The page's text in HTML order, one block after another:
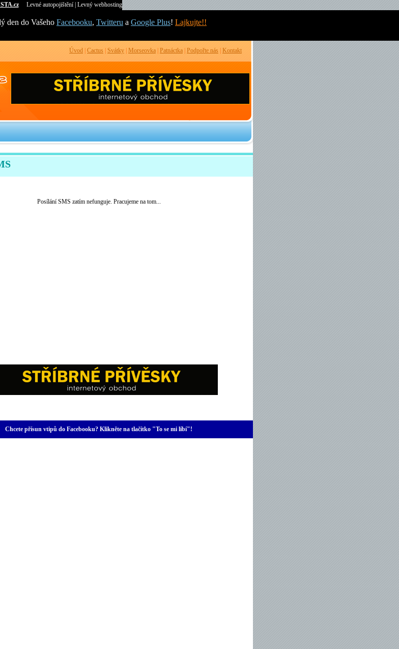
Levné autopojištění| Levný webhosting
den do Vašeho Facebooku, Twitteru a Google Plus! Lajkujte!!
Úvod Cactus Svátky Morseovka Patnáctka Podpořte nás Kontakt
Posílání SMS zatím nefunguje. Pracujeme na tom...
Chcete přísun vtipů do Facebooku? Klikněte na tlačítko "To se mi líbí"!